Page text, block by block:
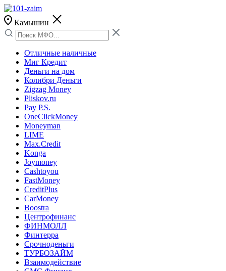
Камышин
Отличные наличные
Миг Кредит
Деньги на дом
Колибри Деньги
Zigzag Money
Pliskov.ru
Pay P.S.
OneClickMoney
Moneyman
LIME
Max.Credit
Konga
Joymoney
Cashtoyou
FastMoney
CreditPlus
CarMoney
Boostra
Центрофинанс
ФИНМОЛЛ
Финтерра
Срочноденьги
ТУРБОЗАЙМ
Взаимодействие